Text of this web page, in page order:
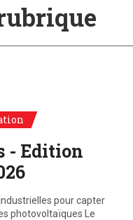
- Edition
pour capter
photovoltaïques Le